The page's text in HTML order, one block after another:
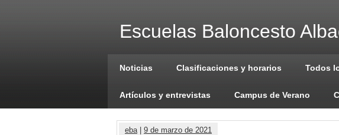
Escuelas Baloncesto
Noticias Clasificaciones y horarios Todos
Artículos y entrevistas Campus de Verano
eba| 9 de marzo de 2021